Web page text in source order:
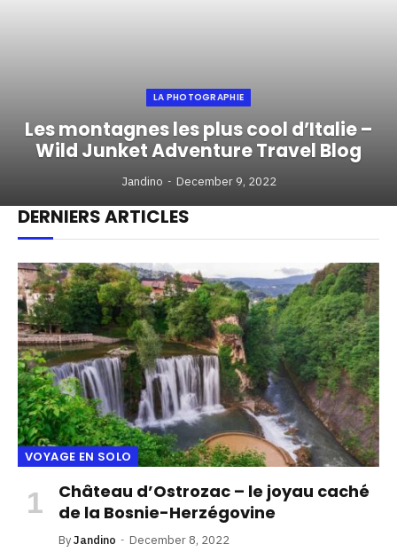
LA PHOTOGRAPHIE
Les montagnes les plus cool d’Italie –
Wild Junket Adventure Travel Blog
Jandino December 9, 2022
DERNIERS ARTICLES
VOYAGE EN SOLO
Château d’Ostrozac – le joyau caché
de la Bosnie-Herzégovine
ByJandino December 8, 2022